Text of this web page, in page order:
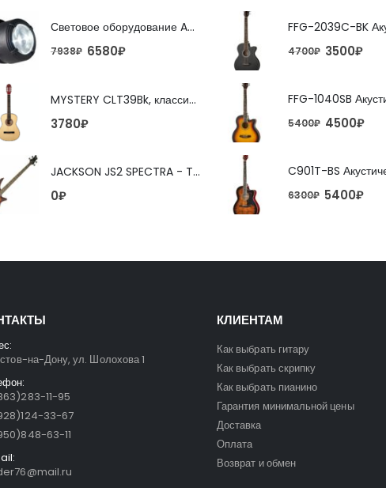
Световое оборудование ADJ FX Beam
7938₽ 6580₽
MYSTERY CLT39Bk, классическая гитара
3780₽
JACKSON JS2 SPECTRA - TOBACCO BURST 4-струнная бас-гитара
0₽
4700₽ 3500₽
5400₽ 4500₽
6300₽ 5400₽
на-Дону, ул. Шолохова 1
11-95
33-67
63-11
КЛИЕНТАМ
Как выбрать гитару
Как выбрать скрипку
Как выбрать пианино
Гарантия минимальной цены
Доставка
Оплата
Возврат и обмен